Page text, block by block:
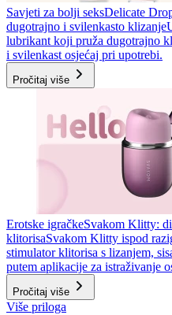
Savjeti za bolji seksDelicate
dugotrajno i svilenkasto klizanje
lubrikant koji pruža dugotrajno
i svilenkast osjećaj pri upotrebi.
Pročitaj više
Erotske igračkeSvakom Klitty:
klitorisaSvakom Klitty ispod
stimulator klitorisa s lizanjem,
putem aplikacije za istraživanje
Pročitaj više
Više priloga